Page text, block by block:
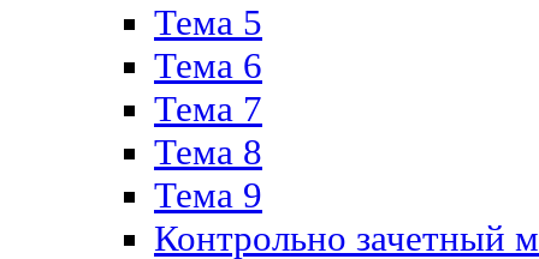
Тема 5
Тема 6
Тема 7
Тема 8
Тема 9
Контрольно зачетный